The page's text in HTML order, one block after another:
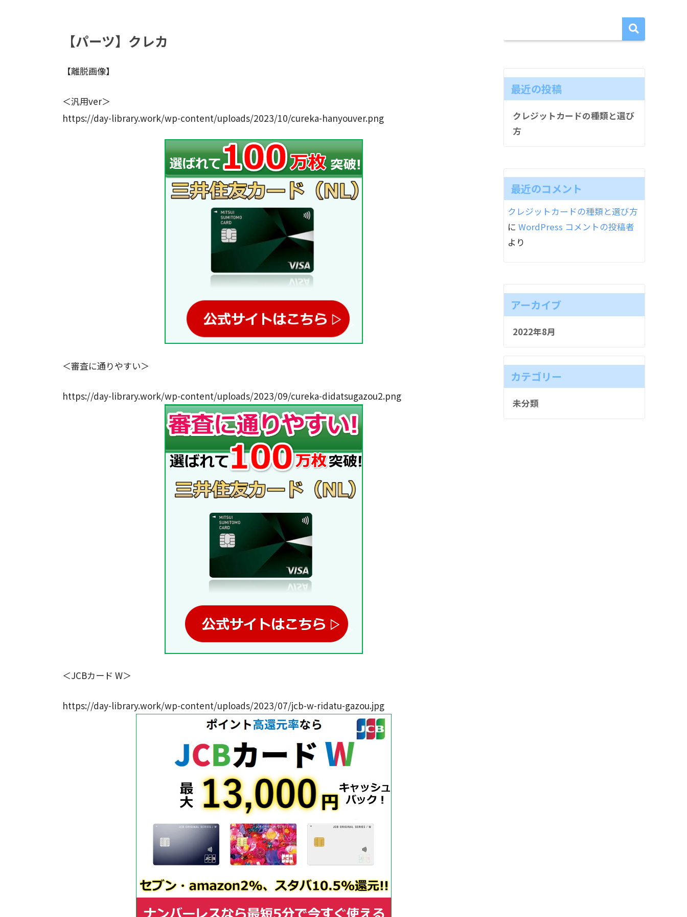
【パーツ】クレカ
【離脱画像】
＜汎用ver＞
https://day-library.work/wp-content/uploads/2023/10/cureka-hanyouver.png
＜審査に通りやすい＞
https://day-library.work/wp-content/uploads/2023/09/cureka-didatsugazou2.png
＜JCBカード W＞
https://day-library.work/wp-content/uploads/2023/07/jcb-w-ridatu-gazou.jpg
最近の投稿
クレジットカードの種類と選び
方
最近のコメント
クレジットカードの種類と選び方
に WordPress コメントの投稿者
より
アーカイブ
2022年8月
カテゴリー
未分類